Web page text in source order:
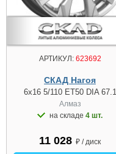
АРТИКУЛ:623692
СКАД Нагоя
6x16 5/110 ET50 DIA 67.1
Алмаз
на складе 4 шт.
11 028 ₽ / диск